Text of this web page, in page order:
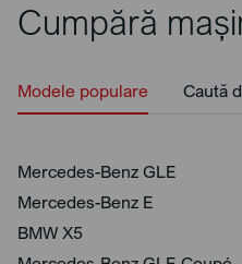
Cumpără
Modele populare Caută
Mercedes-Benz GLE
Mercedes-Benz E
BMW X5